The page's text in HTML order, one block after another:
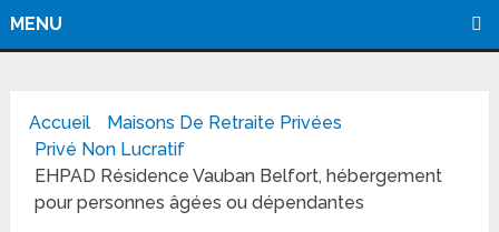
MENU
Accueil
Maisons De Retraite Privées
Privé Non Lucratif
EHPAD Résidence Vauban Belfort, hébergement
pour personnes âgées ou dépendantes